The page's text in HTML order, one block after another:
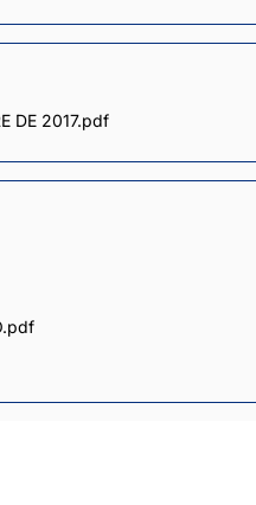
DE 2017.pdf